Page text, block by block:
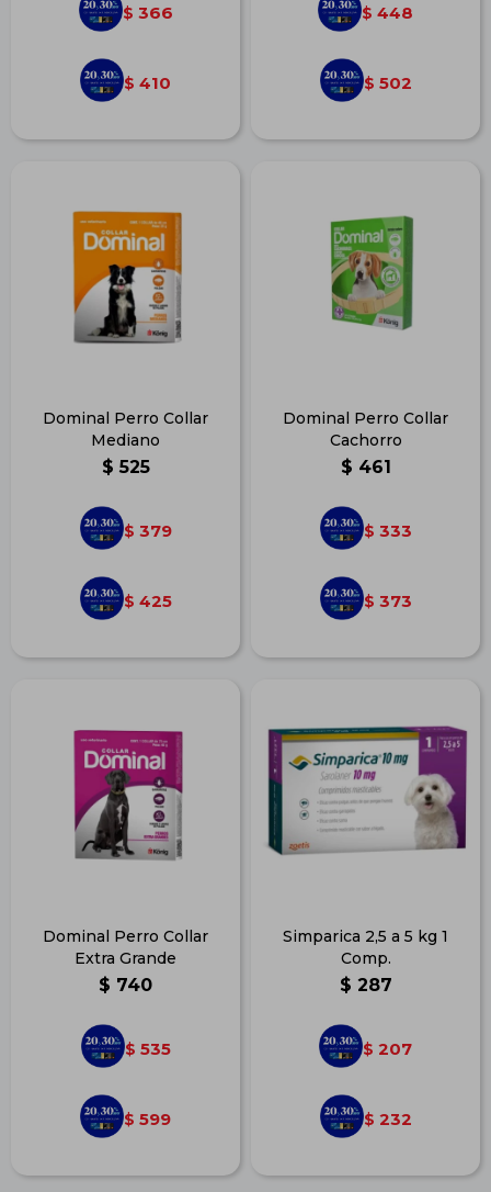
$ 366
$ 410
$ 448
$ 502
Dominal Perro Collar
Mediano
$ 525
$ 379
$ 425
Dominal Perro Collar
Cachorro
$ 461
$ 333
$ 373
Dominal Perro Collar
Extra Grande
$ 740
$ 535
$ 599
Simparica 2,5 a 5 kg 1
Comp.
$ 287
$ 207
$ 232